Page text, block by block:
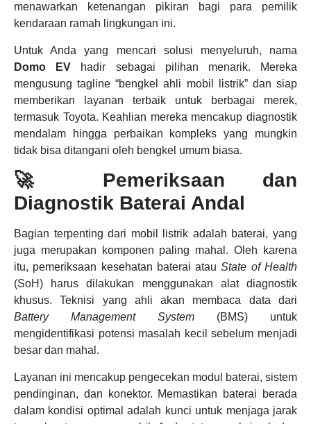
menawarkan ketenangan pikiran bagi para pemilik
kendaraan ramah lingkungan ini.
Untuk Anda yang mencari solusi menyeluruh, nama
Domo EV hadir sebagai pilihan menarik. Mereka
mengusung tagline “bengkel ahli mobil listrik” dan siap
memberikan layanan terbaik untuk berbagai merek,
termasuk Toyota. Keahlian mereka mencakup diagnostik
mendalam hingga perbaikan kompleks yang mungkin
tidak bisa ditangani oleh bengkel umum biasa.
🚀 Pemeriksaan dan
Diagnostik Baterai Andal
Bagian terpenting dari mobil listrik adalah baterai, yang
juga merupakan komponen paling mahal. Oleh karena
itu, pemeriksaan kesehatan baterai atauState of Health
(SoH) harus dilakukan menggunakan alat diagnostik
khusus. Teknisi yang ahli akan membaca data dari
Battery Management System (BMS) untuk
mengidentifikasi potensi masalah kecil sebelum menjadi
besar dan mahal.
Layanan ini mencakup pengecekan modul baterai, sistem
pendinginan, dan konektor. Memastikan baterai berada
dalam kondisi optimal adalah kunci untuk menjaga jarak